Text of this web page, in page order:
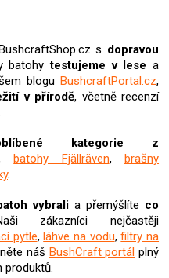
s dopravou
batohytestujeme v lese a
blogu BushcraftPortal.cz,
v přírodě, včetně recenzí
kategorie z
batohy Fjällräven,brašny
.
vybrali a přemýšlíte co
zákazníci nejčastěji
pytle,láhve na vodu,filtry na
náš BushCraft portál plný
produktů.